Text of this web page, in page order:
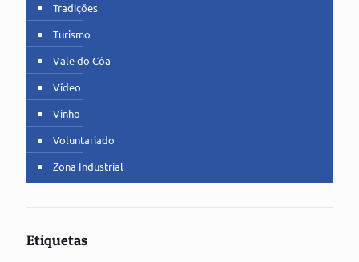
Tradições
Turismo
Vale do Côa
Vídeo
Vinho
Voluntariado
Zona Industrial
Etiquetas